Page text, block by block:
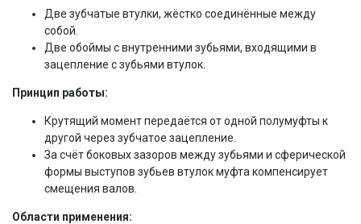
Две зубчатые втулки, жёстко соединённые между
собой.
Две обоймы с внутренними зубьями, входящими в
зацепление с зубьями втулок.
Принцип работы:
Крутящий момент передаётся от одной полумуфты к
другой через зубчатое зацепление.
За счёт боковых зазоров между зубьями и сферической
формы выступов зубьев втулок муфта компенсирует
смещения валов.
Области применения: